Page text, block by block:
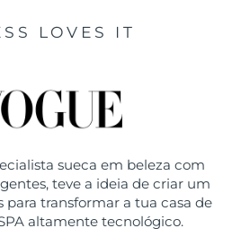
LOVES IT
sueca em beleza com
teve a ideia de criar um
para transformar a tua casa de
altamente tecnológico.